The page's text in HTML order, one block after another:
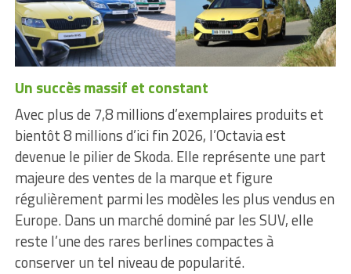
Un succès massif et constant
Avec plus de 7,8 millions d’exemplaires produits et
bientôt 8 millions d’ici fin 2026, l’Octavia est
devenue le pilier de Skoda. Elle représente une part
majeure des ventes de la marque et figure
régulièrement parmi les modèles les plus vendus en
Europe. Dans un marché dominé par les SUV, elle
reste l’une des rares berlines compactes à
conserver un tel niveau de popularité.